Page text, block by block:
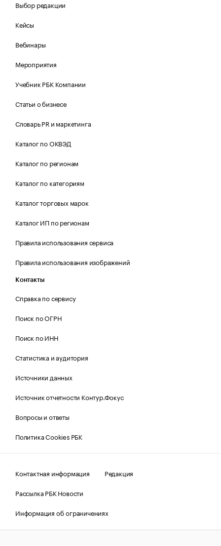
Выбор редакции
Кейсы
Вебинары
Мероприятия
Учебник РБК Компании
Статьи о бизнесе
Словарь PR и маркетинга
Каталог по ОКВЭД
Каталог по регионам
Каталог по категориям
Каталог торговых марок
Каталог ИП по регионам
Правила использования сервиса
Правила использования изображений
Контакты
Справка по сервису
Поиск по ОГРН
Поиск по ИНН
Статистика и аудитория
Источники данных
Источник отчетности Контур.Фокус
Вопросы и ответы
Политика Cookies РБК
Контактная информация
Редакция
Рассылка РБК Новости
Информация об ограничениях
Правовая информация
О соблюдении авторских прав